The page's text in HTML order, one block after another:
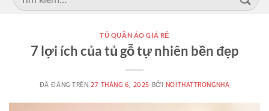
kiếm:
TỦ QUẦN ÁO GIÁ RẺ
7 lợi ích của tủ gỗ tự nhiên bền đẹp
ĐÃ ĐĂNG TRÊN 27 THÁNG 6, 2025 BỞI NOITHATTRONGNHA